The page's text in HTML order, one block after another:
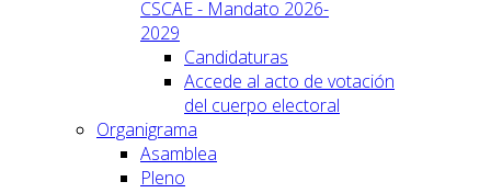
CSCAE - Mandato 2026-
2029
Candidaturas
Accede al acto de votación
del cuerpo electoral
Organigrama
Asamblea
Pleno